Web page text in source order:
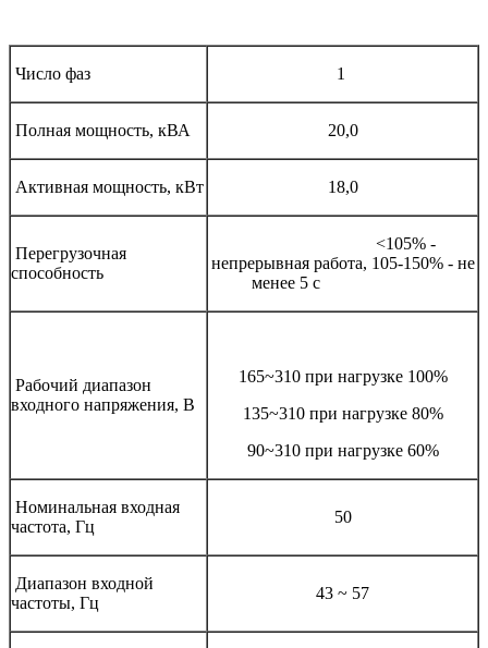
Число фаз 1
Полная мощность, кВА 20,0
Активная мощность, кВт 18,0
Перегрузочная
способность
<105% -
непрерывная работа, 105-150% - не
менее 5 с
Рабочий диапазон
входного напряжения, В
165~310 при нагрузке 100%
135~310 при нагрузке 80%
90~310 при нагрузке 60%
Номинальная входная
частота, Гц
50
Диапазон входной
частоты, Гц
43 ~ 57